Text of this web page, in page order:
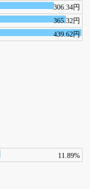
306.34円
365.32円
439.62円
11.89%